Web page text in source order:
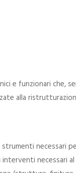
e funzionari che,
alla
necessari
necessari